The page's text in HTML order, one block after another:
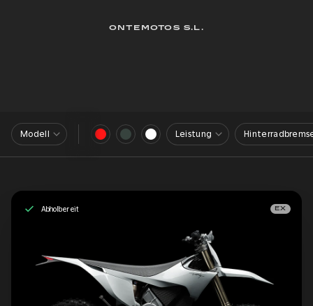
ONTEMOTOS S.L.
Modell Leistung
Abholbereit EX